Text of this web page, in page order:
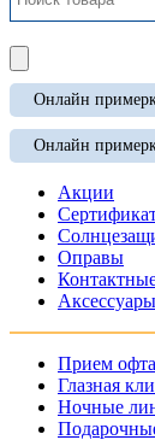
Онлайн
Онлайн
Акции
Оправы
Аксессуары
Прием
Глазная
Ночные